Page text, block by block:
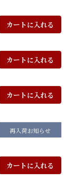
カートに入れる
カートに入れる
カートに入れる
再入荷お知らせ
カートに入れる